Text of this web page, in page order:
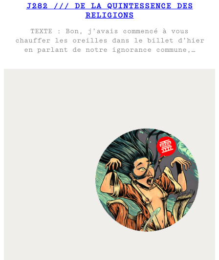
J282 /// DE LA QUINTESSENCE DES
RELIGIONS
TEXTE : Bon, j’avais commencé à vous
chauffer les oreilles dans le billet d’hier
en parlant de notre ignorance commune,…